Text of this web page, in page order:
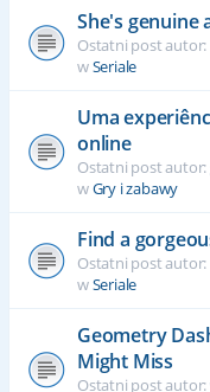
She's genuine
Ostatni post autor:
wSeriale
Uma
online
Ostatni post autor:
wGry i zabawy
Find a
Ostatni post autor:
wSeriale
Geometry
Might Miss
Ostatni post autor: